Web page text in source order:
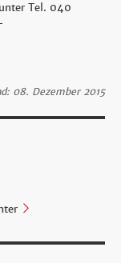
Tel. 040
08. Dezember 2015